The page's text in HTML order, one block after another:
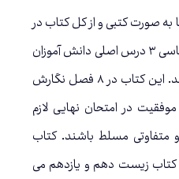
صورت کتبی و از کل کتاب در
قالب ۲۰ نمره می باشد. زیست شناسی ۳ درس اصلی دانش آموزان
پایه دوازدهم رشته تجربی می باشد. این کتاب در ۸ فصل نگارش
در امتحان نهایی لازم
مسلط باشند. کتاب
دو کتاب زیست دهم و یازدهم می